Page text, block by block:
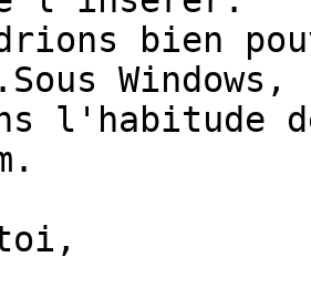
bien
Windows,
l'habitude